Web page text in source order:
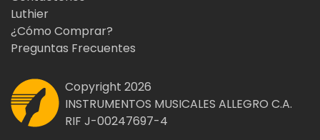
Luthier
¿Cómo Comprar?
Preguntas Frecuentes
Copyright 2026
INSTRUMENTOS MUSICALES ALLEGRO C.A.
RIF J-00247697-4